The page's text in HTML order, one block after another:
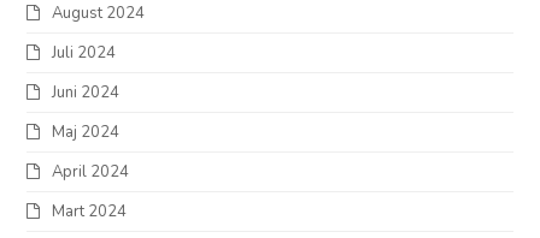
August 2024
Juli 2024
Juni 2024
Maj 2024
April 2024
Mart 2024